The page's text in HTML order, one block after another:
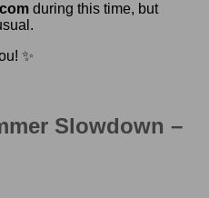
during this time, but
✨
Slowdown –